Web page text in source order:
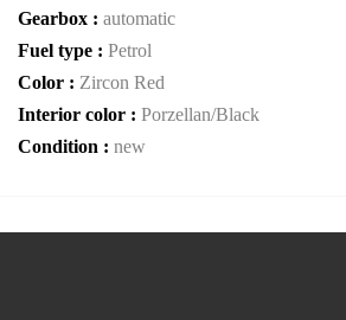
Gearbox : automatic
Fuel type : Petrol
Color : Zircon Red
Interior color : Porzellan/Black
Condition : new